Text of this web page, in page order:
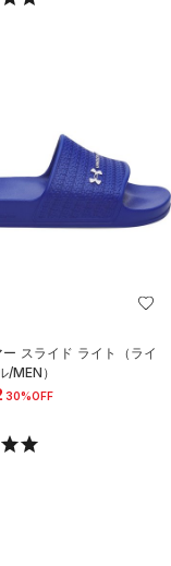
スライド ライト（ライ
/MEN）
30%OFF